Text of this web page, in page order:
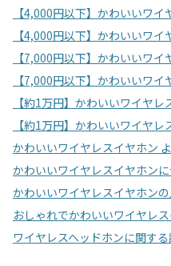
【4,000円以下】かわいいワ
【4,000円以下】かわいいワ
【7,000円以下】かわいいワ
【7,000円以下】かわいいワ
【約1万円】かわいいワイヤ
【約1万円】かわいいワイヤ
かわいいワイヤレスイヤホン
かわいいワイヤレスイヤホン
かわいいワイヤレスイヤホン
おしゃれでかわいいワイヤレ
ワイヤレスヘッドホンに関す